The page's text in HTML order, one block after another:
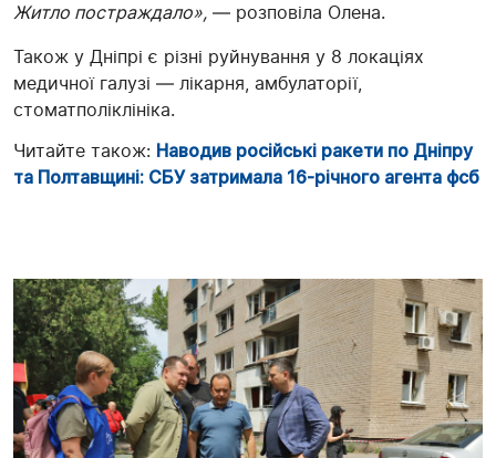
Житло постраждало», — розповіла Олена.
Також у Дніпрі є різні руйнування у 8 локаціях
медичної галузі — лікарня, амбулаторії,
стоматполіклініка.
Читайте також: Наводив російські ракети по Дніпру
та Полтавщині: СБУ затримала 16-річного агента фсб